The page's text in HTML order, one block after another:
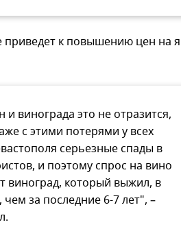
к повышению цен на
винограда это не отразится,
с этими потерями у всех
серьезные спады в
и поэтому спрос на вино
виноград, который выжил, в
за последние 6-7 лет", –